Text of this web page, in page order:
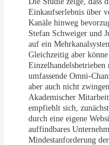
Einkaufserlebnis über
Kanäle hinweg
Stefan Schweiger und
auf ein
Gleichzeitig aber
umfassende Omni-
aber auch nicht
Akademischer
empfiehlt sich,
durch eine eigene
auffindbares
Mindestanforderung